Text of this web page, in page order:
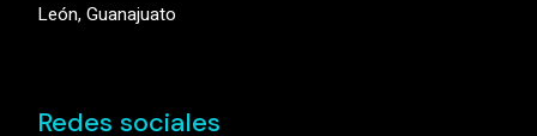
León, Guanajuato
Redes sociales